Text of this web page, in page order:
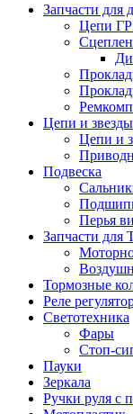
Запчасти для
Цепи
Цепи и звезды
Цепи и
Подвеска
Перья
Запчасти для
Тормозные
Реле
Cветотехника
Фары
Стоп-
Пауки
Зеркала
Ручки руля с